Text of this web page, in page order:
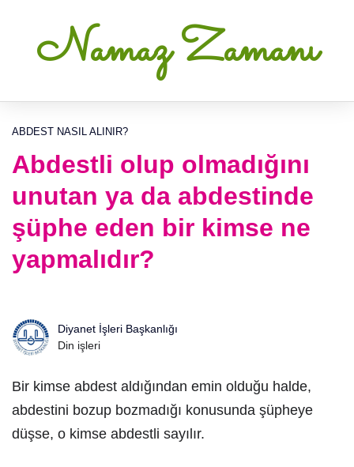
Namaz Zamanı
ABDEST NASIL ALINIR?
Abdestli olup olmadığını
unutan ya da abdestinde
şüphe eden bir kimse ne
yapmalıdır?
Diyanet İşleri Başkanlığı
Din işleri
Bir kimse abdest aldığından emin olduğu halde,
abdestini bozup bozmadığı konusunda şüpheye
düşse, o kimse abdestli sayılır.